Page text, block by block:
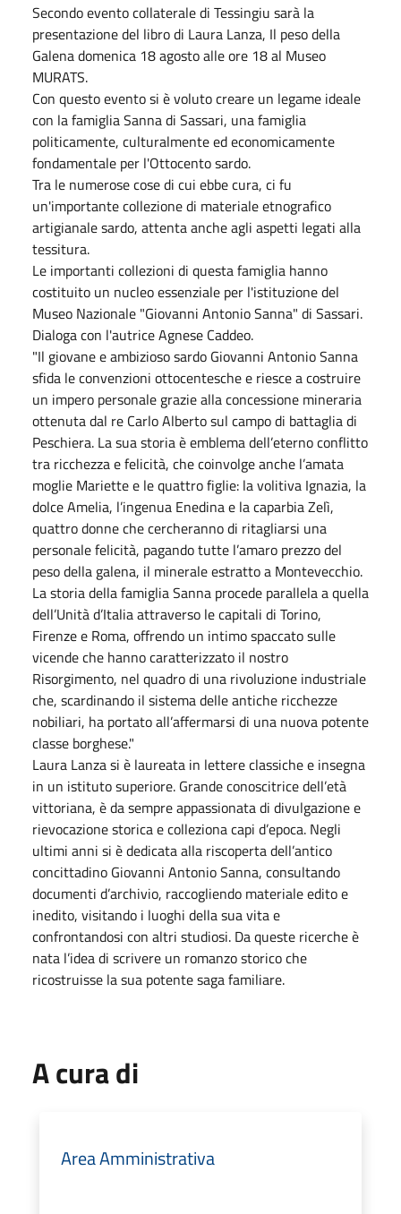
Secondo evento collaterale di Tessingiu sarà la
presentazione del libro di Laura Lanza, Il peso della
Galena domenica 18 agosto alle ore 18 al Museo
MURATS.
Con questo evento si è voluto creare un legame ideale
con la famiglia Sanna di Sassari, una famiglia
politicamente, culturalmente ed economicamente
fondamentale per l'Ottocento sardo.
Tra le numerose cose di cui ebbe cura, ci fu
un'importante collezione di materiale etnografico
artigianale sardo, attenta anche agli aspetti legati alla
tessitura.
Le importanti collezioni di questa famiglia hanno
costituito un nucleo essenziale per l'istituzione del
Museo Nazionale "Giovanni Antonio Sanna" di Sassari.
Dialoga con l'autrice Agnese Caddeo.
"Il giovane e ambizioso sardo Giovanni Antonio Sanna
sfida le convenzioni ottocentesche e riesce a costruire
un impero personale grazie alla concessione mineraria
ottenuta dal re Carlo Alberto sul campo di battaglia di
Peschiera. La sua storia è emblema dell’eterno conflitto
tra ricchezza e felicità, che coinvolge anche l’amata
moglie Mariette e le quattro figlie: la volitiva Ignazia, la
dolce Amelia, l’ingenua Enedina e la caparbia Zelì,
quattro donne che cercheranno di ritagliarsi una
personale felicità, pagando tutte l’amaro prezzo del
peso della galena, il minerale estratto a Montevecchio.
La storia della famiglia Sanna procede parallela a quella
dell’Unità d’Italia attraverso le capitali di Torino,
Firenze e Roma, offrendo un intimo spaccato sulle
vicende che hanno caratterizzato il nostro
Risorgimento, nel quadro di una rivoluzione industriale
che, scardinando il sistema delle antiche ricchezze
nobiliari, ha portato all’affermarsi di una nuova potente
classe borghese."
Laura Lanza si è laureata in lettere classiche e insegna
in un istituto superiore. Grande conoscitrice dell’età
vittoriana, è da sempre appassionata di divulgazione e
rievocazione storica e colleziona capi d’epoca. Negli
ultimi anni si è dedicata alla riscoperta dell’antico
concittadino Giovanni Antonio Sanna, consultando
documenti d’archivio, raccogliendo materiale edito e
inedito, visitando i luoghi della sua vita e
confrontandosi con altri studiosi. Da queste ricerche è
nata l’idea di scrivere un romanzo storico che
ricostruisse la sua potente saga familiare.
A cura di
Area Amministrativa